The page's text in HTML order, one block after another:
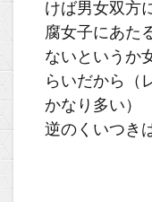
けば男女双方
腐女子にあた
ないというか
らいだから（
かなり多い）
逆のくいつき